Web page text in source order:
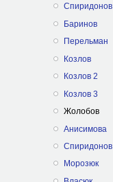
Спиридонов
Баринов
Перельман
Козлов
Козлов 2
Козлов 3
Жолобов
Анисимова
Спиридонов
Морозюк